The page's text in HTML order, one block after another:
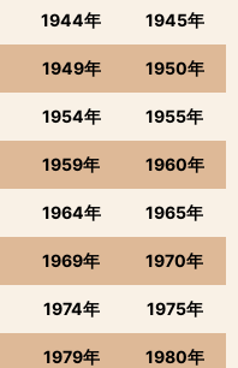
1944年 1945年
1949年 1950年
1954年 1955年
1959年 1960年
1964年 1965年
1969年 1970年
1974年 1975年
1979年 1980年